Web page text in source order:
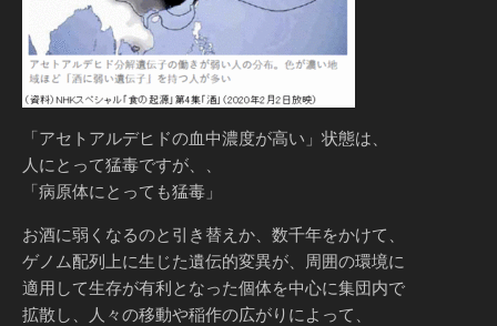
「アセトアルデヒドの血中濃度が高い」状態は、
人にとって猛毒ですが、、
「病原体にとっても猛毒」
お酒に弱くなるのと引き替えか、数千年をかけて、
ゲノム配列上に生じた遺伝的変異が、周囲の環境に
適用して生存が有利となった個体を中心に集団内で
拡散し、人々の移動や稲作の広がりによって、